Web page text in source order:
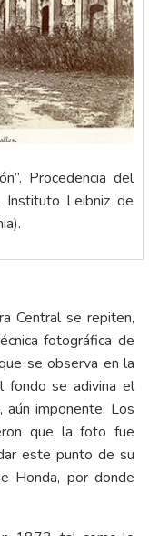
Procedencia del
Instituto Leibniz de
Central se repiten,
fotográfica de
se observa en la
fondo se adivina el
aún imponente. Los
que la foto fue
este punto de su
Honda, por donde